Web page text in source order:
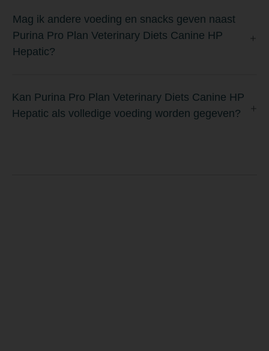
Mag ik andere voeding en snacks geven naast
Purina Pro Plan Veterinary Diets Canine HP
Hepatic?
Kan Purina Pro Plan Veterinary Diets Canine HP
Hepatic als volledige voeding worden gegeven?